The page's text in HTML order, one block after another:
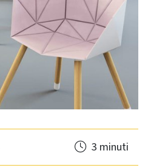
3 minuti